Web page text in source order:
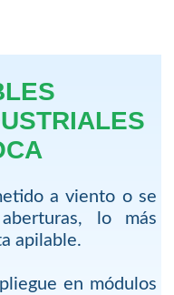
a viento o se
lo más
apilable.
en módulos